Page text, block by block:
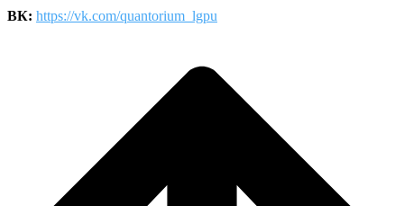
ВК: https://vk.com/quantorium_lgpu